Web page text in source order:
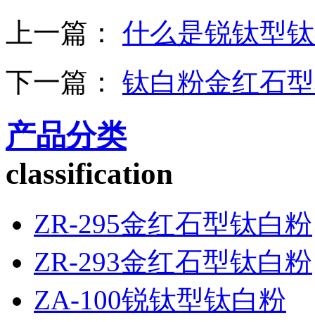
上一篇： 什么是锐钛型
下一篇： 钛白粉金红石
产品分类
classification
ZR-295金红石型钛白粉
ZR-293金红石型钛白粉
ZA-100锐钛型钛白粉